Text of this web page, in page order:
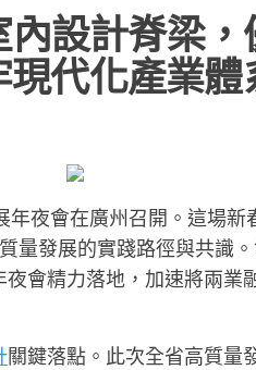
內設計脊梁
代化產業
年夜會在廣州召開。這場
量發展的實踐路徑與共識
會精力落地，加速將兩業
關鍵落點。此次全省高質量